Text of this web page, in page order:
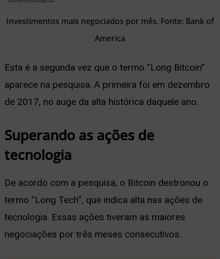
Investimentos mais negociados por mês. Fonte: Bank of
America
Esta é a segunda vez que o termo “Long Bitcoin”
aparece na pesquisa. A primeira foi em dezembro
de 2017, no auge da alta histórica daquele ano.
Superando as ações de
tecnologia
De acordo com a pesquisa, o Bitcoin destronou o
termo “Long Tech”, que indica alta nas ações de
tecnologia. Essas ações tiveram as maiores
negociações por três meses consecutivos.